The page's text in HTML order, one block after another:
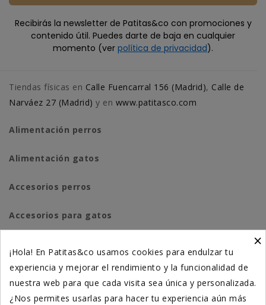
Recibirás la newsletter de Patitas&co con promociones y
contenido útil. Puedes darte de baja en cualquier
momento (ver política de privacidad).
Tiendas físicas en Calle Fuencarral 156 (Madrid), Calle de
Narváez 27 (Madrid) y en www.patitasco.com
Alimentación perros
Alimentación gatos
Accesorios perros
Accesorios para gatos
Higiene y salud gatos
Suplementación natural
×
¡Hola! En Patitas&co usamos cookies para endulzar tu
experiencia y mejorar el rendimiento y la funcionalidad de
nuestra web para que cada visita sea única y personalizada.
¿Nos permites usarlas para hacer tu experiencia aún más